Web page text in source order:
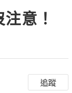
意！
追蹤